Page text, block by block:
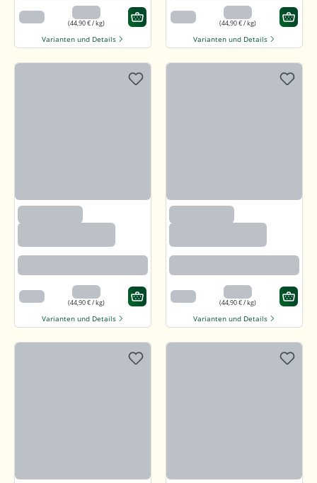
100 g 4,49 €
(44,90 € / kg)
Varianten und Details
100 g 4,49 €
(44,90 € / kg)
Varianten und Details
100 g 4,49 €
(44,90 € / kg)
Varianten und Details
100 g 4,49 €
(44,90 € / kg)
Varianten und Details